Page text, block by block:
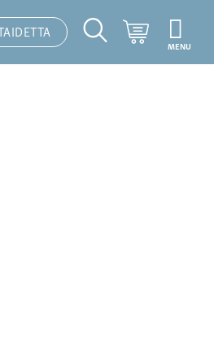
Hakutoiminto
Ostoskori
MENU